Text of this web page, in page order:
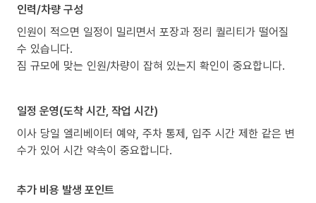
인력/차량 구성
인원이 적으면 일정이 밀리면서 포장과 정리 퀄리티가 떨어질
수 있습니다.
짐 규모에 맞는 인원/차량이 잡혀 있는지 확인이 중요합니다.
일정 운영(도착 시간, 작업 시간)
이사 당일 엘리베이터 예약, 주차 통제, 입주 시간 제한 같은 변
수가 있어 시간 약속이 중요합니다.
추가 비용 발생 포인트